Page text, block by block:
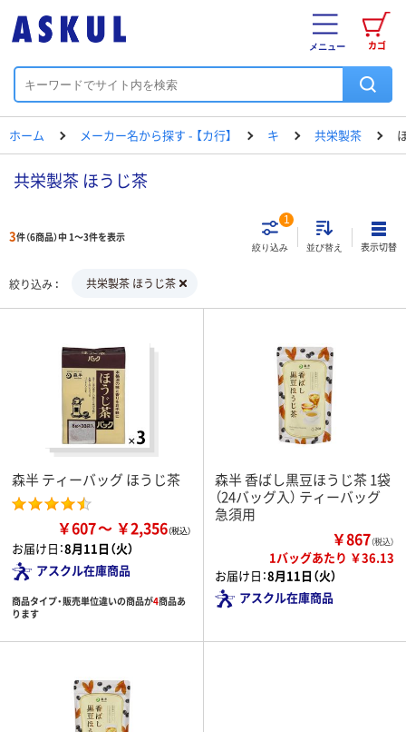
カゴ
メニュー
ホーム メーカー名から探す - 【カ行】 キ 共栄製茶
共栄製茶 ほうじ茶
3件（6商品）中 1～3件を表示
絞り込み
1
並び替え 表示切替
絞り込み 共栄製茶 ほうじ茶
森半 ティーバッグ ほうじ茶
￥607 ￥2,356
お届け日：8月11日（火）
アスクル在庫商品
商品タイプ・販売単位違いの商品が4商品あ
ります
森半 香ばし黒豆ほうじ茶 1袋
（24バッグ入） ティーバッグ
急須用
￥867（税込）
1バッグあたり ￥36.13
お届け日：8月11日（火）
アスクル在庫商品